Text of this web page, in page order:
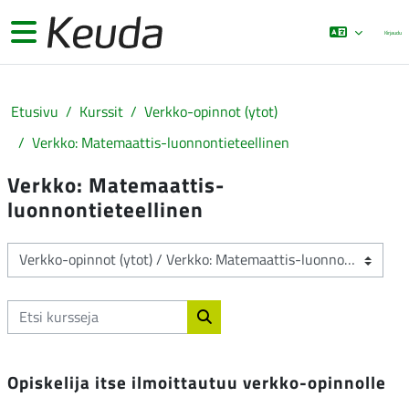
Sivupaneeli Kirjaudu
Etusivu Kurssit
Verkko-opinnot (ytot)
Verkko: Matemaattis-luonnontieteellinen
Verkko: Matemaattis-
luonnontieteellinen
Kurssikategoriat
Etsi kursseja
Etsi kursseja
Opiskelija itse ilmoittautuu verkko-opinnolle